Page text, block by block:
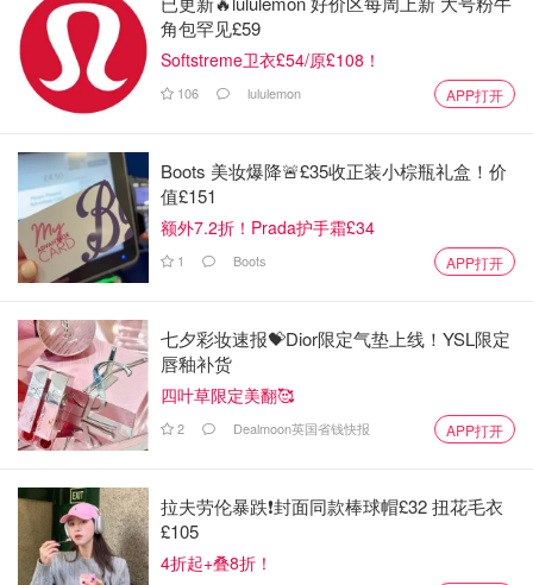
角包罕见£59
Softstreme卫衣£54/原£108！
106 lululemon APP打开
Boots 美妆爆降🚨£35收正装小棕瓶礼盒！价
值£151
额外7.2折！Prada护手霜£34
1 Boots APP打开
七夕彩妆速报💝Dior限定气垫上线！YSL限定
唇釉补货
四叶草限定美翻🥰
2 Dealmoon英国省钱快报 APP打开
拉夫劳伦暴跌❗️封面同款棒球帽£32 扭花毛衣
£105
4折起+叠8折！